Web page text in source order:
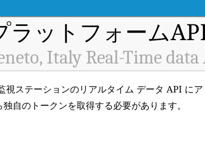
ラットフォーム
Italy Real-Time data
ステーションのリアルタイム データ API にア
独自のトークンを取得する必要があります。